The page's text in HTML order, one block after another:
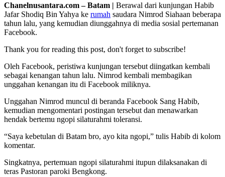
Chanelnusantara.com – Batam | Berawal dari kunjungan Habib
Jafar Shodiq Bin Yahya ke rumah saudara Nimrod Siahaan beberapa
tahun lalu, yang kemudian diunggahnya di media sosial pertemanan
Facebook.
Thank you for reading this post, don't forget to subscribe!
Oleh Facebook, peristiwa kunjungan tersebut diingatkan kembali
sebagai kenangan tahun lalu. Nimrod kembali membagikan
unggahan kenangan itu di Facebook miliknya.
Unggahan Nimrod muncul di beranda Facebook Sang Habib,
kemudian mengomentari postingan tersebut dan menawarkan
hendak bertemu ngopi silaturahmi toleransi.
“Saya kebetulan di Batam bro, ayo kita ngopi,” tulis Habib di kolom
komentar.
Singkatnya, pertemuan ngopi silaturahmi itupun dilaksanakan di
teras Pastoran paroki Bengkong.